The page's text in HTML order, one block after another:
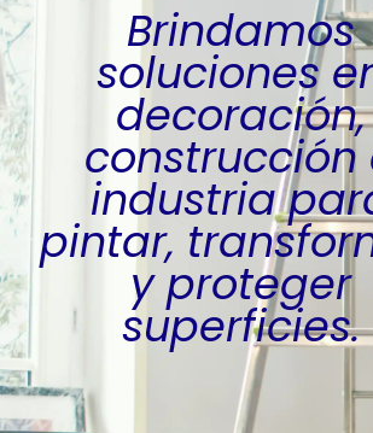
Brindamos
soluciones
decoración,
construcción
industria
pintar,
y proteger
superficies.